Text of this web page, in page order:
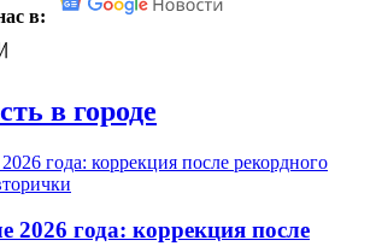
в:
в городе
2026 года: коррекция после